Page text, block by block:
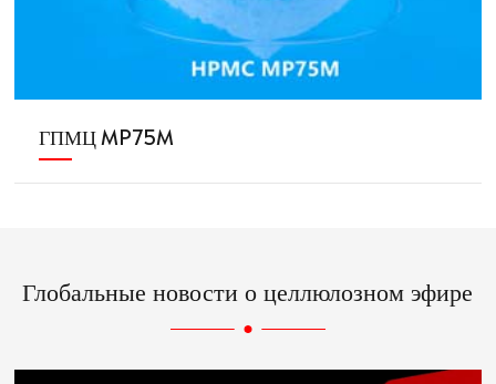
ГПМЦ MP75M
Глобальные новости о целлюлозном эфире